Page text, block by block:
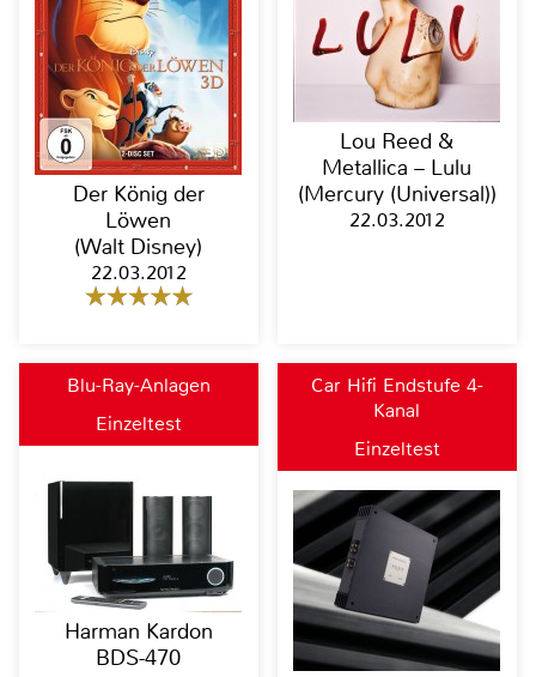
Der König der
Löwen
(Walt Disney)
22.03.2012
Lou Reed &
Metallica – Lulu
(Mercury (Universal))
22.03.2012
Blu-Ray-Anlagen
Einzeltest
Harman Kardon
BDS-470
Car Hifi Endstufe 4-
Kanal
Einzeltest